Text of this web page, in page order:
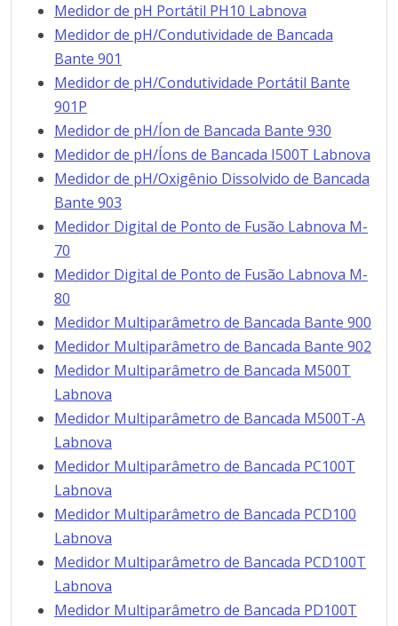
Medidor de pH Portátil PH10 Labnova
Medidor de pH/Condutividade de Bancada
Bante 901
Medidor de pH/Condutividade Portátil Bante
901P
Medidor de pH/Íon de Bancada Bante 930
Medidor de pH/Íons de Bancada I500T Labnova
Medidor de pH/Oxigênio Dissolvido de Bancada
Bante 903
Medidor Digital de Ponto de Fusão Labnova M-
70
Medidor Digital de Ponto de Fusão Labnova M-
80
Medidor Multiparâmetro de Bancada Bante 900
Medidor Multiparâmetro de Bancada Bante 902
Medidor Multiparâmetro de Bancada M500T
Labnova
Medidor Multiparâmetro de Bancada M500T-A
Labnova
Medidor Multiparâmetro de Bancada PC100T
Labnova
Medidor Multiparâmetro de Bancada PCD100
Labnova
Medidor Multiparâmetro de Bancada PCD100T
Labnova
Medidor Multiparâmetro de Bancada PD100T